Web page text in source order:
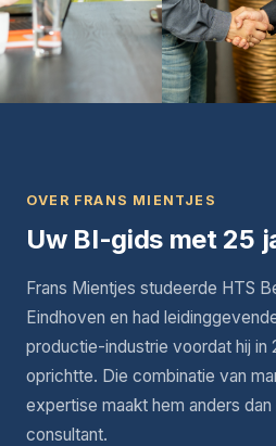
OVER FRANS MIENTJES
Uw BI-gids met 25
Frans Mientjes studeerde HTS
Eindhoven en had
productie-industrie voordat hij
oprichtte. Die combinatie van
expertise maakt hem anders
consultant.